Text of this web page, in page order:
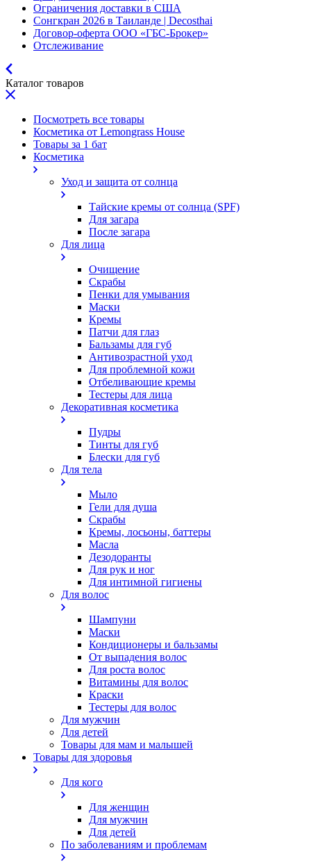
Ограничения доставки в США
Сонгкран 2026 в Таиланде | Decosthai
Договор-оферта ООО «ГБС-Брокер»
Отслеживание
Каталог товаров
Посмотреть все товары
Косметика от Lemongrass House
Товары за 1 бат
Косметика
Уход и защита от солнца
Тайские кремы от солнца (SPF)
Для загара
После загара
Для лица
Очищение
Скрабы
Пенки для умывания
Маски
Кремы
Патчи для глаз
Бальзамы для губ
Антивозрастной уход
Для проблемной кожи
Oтбеливающие кремы
Тестеры для лица
Декоративная косметика
Пудры
Тинты для губ
Блески для губ
Для тела
Мыло
Гели для душа
Скрабы
Кремы, лосьоны, баттеры
Масла
Дезодоранты
Для рук и ног
Для интимной гигиены
Для волос
Шампуни
Маски
Кондиционеры и бальзамы
От выпадения волос
Для роста волос
Витамины для волос
Краски
Тестеры для волос
Для мужчин
Для детей
Товары для мам и малышей
Товары для здоровья
Для кого
Для женщин
Для мужчин
Для детей
По заболеваниям и проблемам